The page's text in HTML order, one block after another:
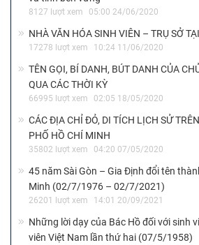
8127 lượt xem 05:00 24/06/2020
NHÀ VĂN HÓA SINH VIÊN – TRỤ SỞ
17278 lượt xem 10:24 11/06/2020
TÊN GỌI, BÍ DANH, BÚT DANH CỦA
QUA CÁC THỜI KỲ
66995 lượt xem 02:05 18/05/2020
CÁC ĐỊA CHỈ ĐỎ, DI TÍCH LỊCH SỬ
PHỐ HỒ CHÍ MINH
35802 lượt xem 04:20 07/05/2020
45 năm Sài Gòn – Gia Định đổi tên
Minh (02/7/1976 – 02/7/2021)
26201 lượt xem 14:01 20/09/2021
Những lời dạy của Bác Hồ đối với sinh
viên Việt Nam lần thứ hai (07/5/1958)